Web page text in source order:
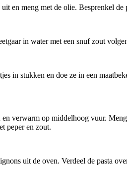
en meng met de olie. Besprenkel
in water met een snuf zout
in stukken en doe ze in een
en verwarm op middelhoog vuur.
peper en zout.
uit de oven. Verdeel de pasta